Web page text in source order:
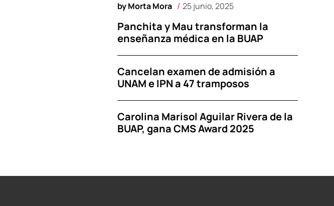
byMorta Mora 25 junio, 2025
Panchita y Mau transforman la
enseñanza médica en la BUAP
Cancelan examen de admisión a
UNAM e IPN a 47 tramposos
Carolina Marisol Aguilar Rivera de la
BUAP, gana CMS Award 2025